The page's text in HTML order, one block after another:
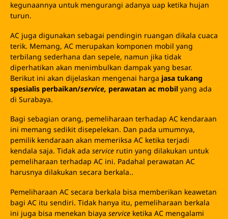
kegunaannya untuk mengurangi adanya uap ketika hujan
turun.
AC juga digunakan sebagai pendingin ruangan dikala cuaca
terik. Memang, AC merupakan komponen mobil yang
terbilang sederhana dan sepele, namun jika tidak
diperhatikan akan menimbulkan dampak yang besar.
Berikut ini akan dijelaskan mengenai harga jasa tukang
spesialis perbaikan/service, perawatan ac mobil yang ada
di Surabaya.
Bagi sebagian orang, pemeliharaan terhadap AC kendaraan
ini memang sedikit disepelekan. Dan pada umumnya,
pemilik kendaraan akan memeriksa AC ketika terjadi
kendala saja. Tidak ada service rutin yang dilakukan untuk
pemeliharaan terhadap AC ini. Padahal perawatan AC
harusnya dilakukan secara berkala..
Pemeliharaan AC secara berkala bisa memberikan keawetan
bagi AC itu sendiri. Tidak hanya itu, pemeliharaan berkala
ini juga bisa menekan biaya service ketika AC mengalami